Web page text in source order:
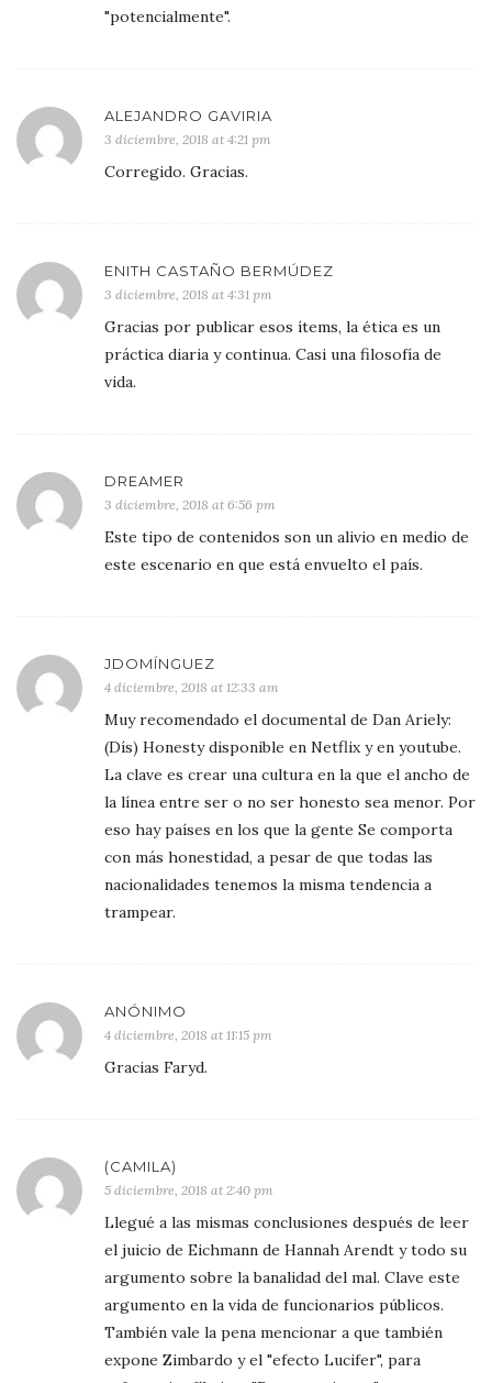
"potencialmente".
ALEJANDRO GAVIRIA
3 diciembre, 2018 at 4:21 pm
Corregido. Gracias.
ENITH CASTAÑO BERMÚDEZ
3 diciembre, 2018 at 4:31 pm
Gracias por publicar esos ítems, la ética es un
práctica diaria y continua. Casi una filosofía de
vida.
DREAMER
3 diciembre, 2018 at 6:56 pm
Este tipo de contenidos son un alivio en medio de
este escenario en que está envuelto el país.
JDOMÍNGUEZ
4 diciembre, 2018 at 12:33 am
Muy recomendado el documental de Dan Ariely:
(Dís) Honesty disponible en Netflix y en youtube.
La clave es crear una cultura en la que el ancho de
la línea entre ser o no ser honesto sea menor. Por
eso hay países en los que la gente Se comporta
con más honestidad, a pesar de que todas las
nacionalidades tenemos la misma tendencia a
trampear.
ANÓNIMO
4 diciembre, 2018 at 11:15 pm
Gracias Faryd.
(CAMILA)
5 diciembre, 2018 at 2:40 pm
Llegué a las mismas conclusiones después de leer
el juicio de Eichmann de Hannah Arendt y todo su
argumento sobre la banalidad del mal. Clave este
argumento en la vida de funcionarios públicos.
También vale la pena mencionar a que también
expone Zimbardo y el "efecto Lucifer", para